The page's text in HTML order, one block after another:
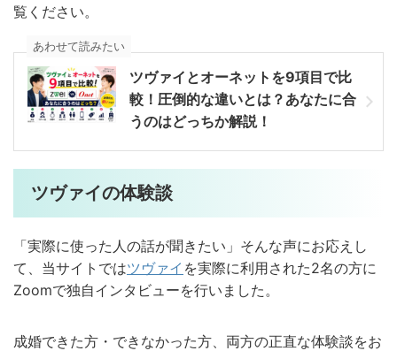
覧ください。
ツヴァイとオーネットを9項目で比
較！圧倒的な違いとは？あなたに合
うのはどっちか解説！
あわせて読みたい
ツヴァイの体験談
「実際に使った人の話が聞きたい」そんな声にお応えし
て、当サイトではツヴァイ を実際に利用された2名の方に
Zoomで独自インタビューを行いました。
成婚できた方・できなかった方、両方の正直な体験談をお